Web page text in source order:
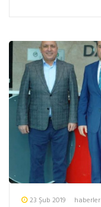
23 Şub 2019 haberler